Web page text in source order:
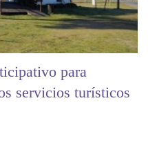
para
servicios turísticos